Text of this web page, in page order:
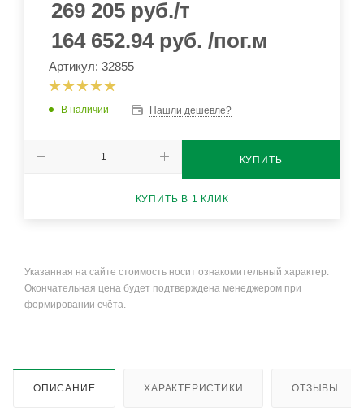
269 205 руб./т
164 652.94 руб. /пог.м
Артикул: 32855
В наличии Нашли дешевле?
КУПИТЬ
КУПИТЬ В 1 КЛИК
Указанная на сайте стоимость носит ознакомительный характер.
Окончательная цена будет подтверждена менеджером при
формировании счёта.
ОПИСАНИЕ ХАРАКТЕРИСТИКИ ОТЗЫВЫ